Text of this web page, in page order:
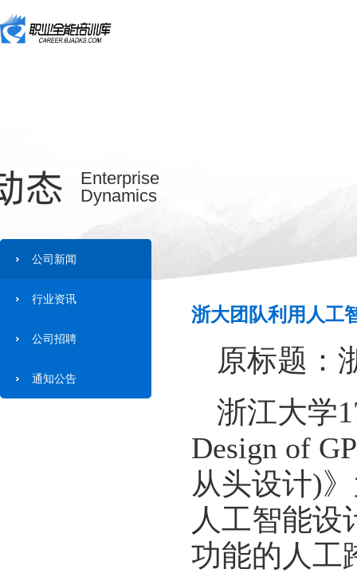
态
Enterprise
Dynamics
公司新闻
行业资讯
公司招聘
通知公告
浙大团队利用人工
原标题：
浙江大学
Design of
从头设计)
人工智能设
功能的人工